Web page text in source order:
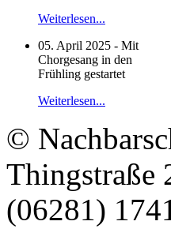
Weiterlesen...
05. April 2025 - Mit
Chorgesang in den
Frühling gestartet
Weiterlesen...
©
Thingstraße
(06281)